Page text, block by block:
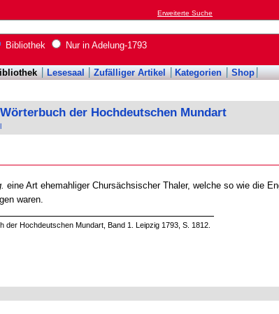
Erweiterte Suche
Bibliothek Nur in Adelung-1793
Lesesaal Zufälliger Artikel Kategorien Shop
der Hochdeutschen Mundart
eine Art ehemahliger Chursächsischer Thaler, welche so wie die
waren.
Hochdeutschen Mundart, Band 1. Leipzig 1793, S. 1812.